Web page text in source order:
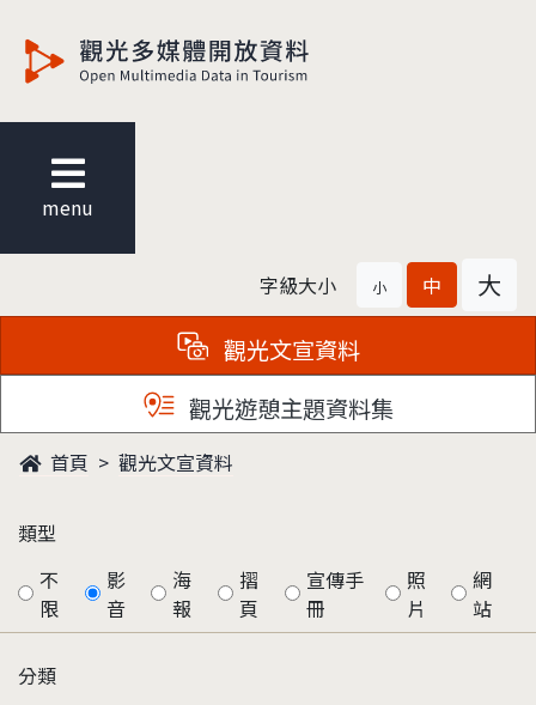
menu
字級大小 小 中 大
觀光文宣資料
觀光遊憩主題資料集
首頁 觀光文宣資料
類型
不
限
影
音
海
報
摺
頁
宣傳手
冊
照
片
網
站
分類